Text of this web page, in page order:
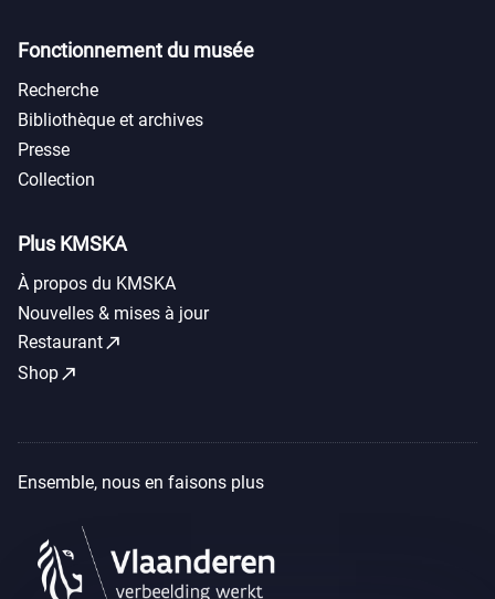
Fonctionnement du musée
Recherche
Bibliothèque et archives
Presse
Collection
Plus KMSKA
À propos du KMSKA
Nouvelles & mises à jour
Restaurantcall_made
Shopcall_made
Ensemble, nous en faisons plus